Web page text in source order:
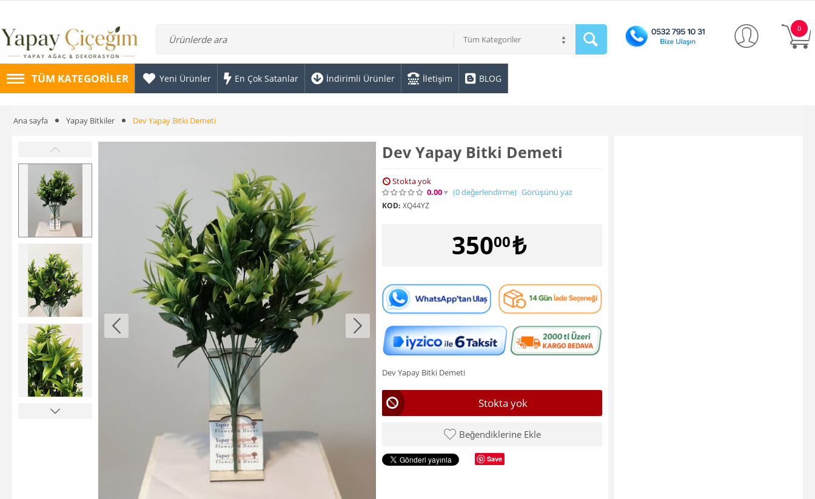
Tüm Kategoriler
0
TÜM KATEGORILER Yeni Ürünler En Çok Satanlar İndirimli Ürünler İletişim BLOG
Ana sayfa Yapay Bitkiler Dev Yapay Bitki Demeti
Dev Yapay Bitki Demeti
Stokta yok
0.00
(0değerlendirme) Görüşünü yaz
KOD: XQ44YZ
35000₺
Dev Yapay Bitki Demeti
Stokta yok
Beğendiklerine Ekle
Save